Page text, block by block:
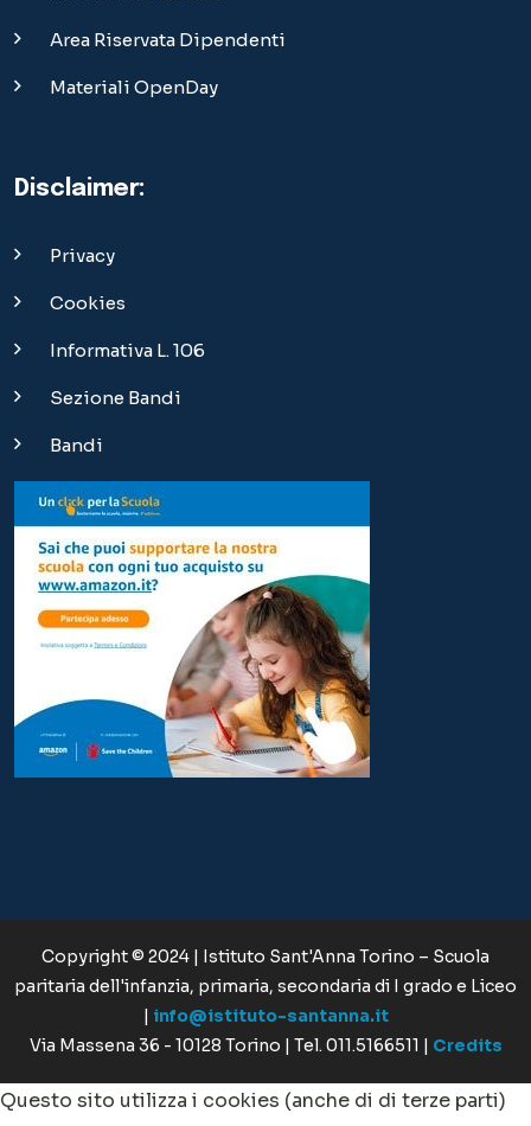
Area Riservata Dipendenti
Materiali OpenDay
Disclaimer:
Privacy
Cookies
Informativa L. 106
Sezione Bandi
Bandi
Copyright © 2024 | Istituto Sant'Anna Torino – Scuola
paritaria dell'infanzia, primaria, secondaria di I grado e Liceo
info@istituto-santanna.it
Via Massena 36 - 10128 Torino | Tel. 011.5166511 | Credits
Questo sito utilizza i cookies (anche di di terze parti)